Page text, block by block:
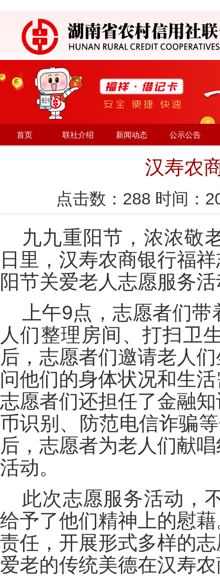
首页 联社介绍 新闻动态 公示公告
汉寿农
点击数： 288 时间：
九九重阳节，浓浓敬
日里，汉寿农商银行福
阳节关爱老人志愿服务
上午9点，志愿者们
人们整理房间、打扫卫
后，志愿者们邀请老人
问他们的身体状况和生
志愿者们还担任了金融
币识别、防范电信诈骗
后，志愿者为老人们献
活动。
此次志愿服务活动，
给予了他们精神上的慰
责任，开展形式多样的
爱老的传统美德在汉寿